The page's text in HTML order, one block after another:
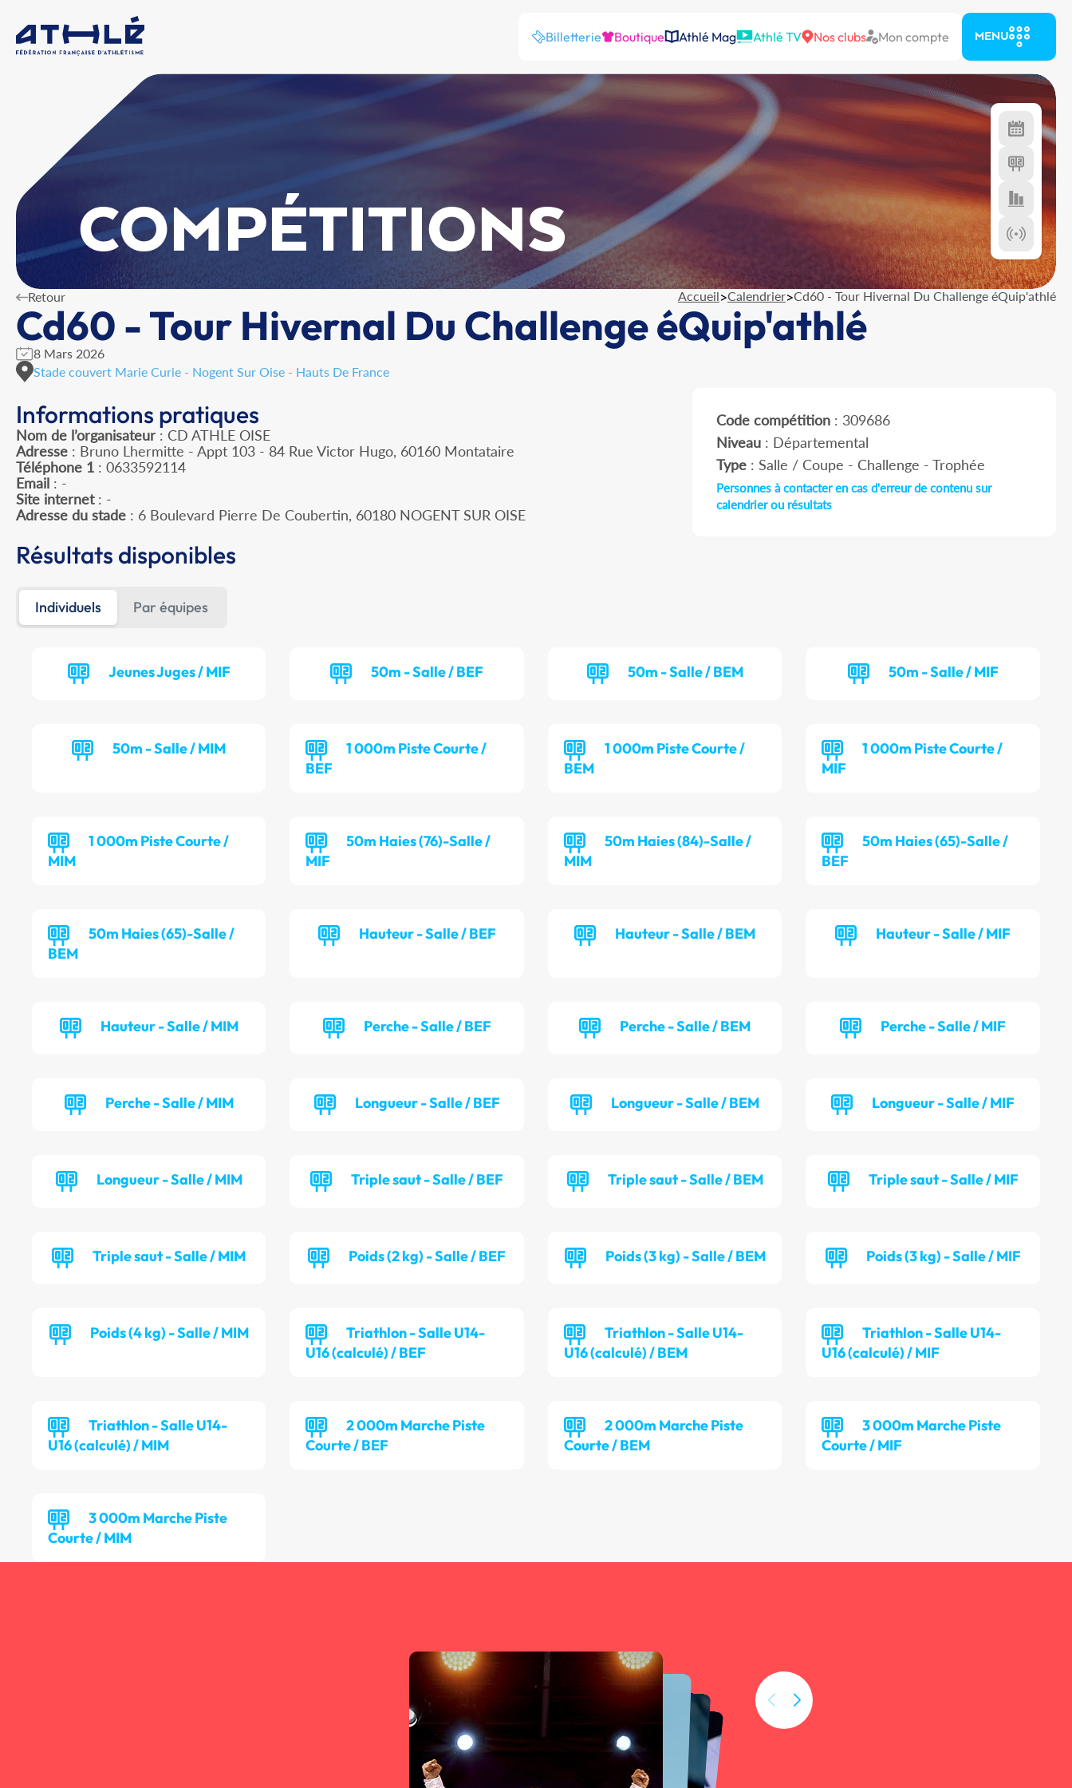
Billetterie Boutique Athlé Mag Athlé TV Nos clubs Mon compte MENU
COMPÉTITIONS
Retour Accueil>Calendrier>Cd60 - Tour Hivernal Du Challenge éQuip'athlé
Cd60 - Tour Hivernal Du Challenge éQuip'athlé
8 Mars 2026
Stade couvert Marie Curie - Nogent Sur Oise - Hauts De France
Informations pratiques
Nom de l’organisateur : CD ATHLE OISE
Adresse : Bruno Lhermitte - Appt 103 - 84 Rue Victor Hugo, 60160 Montataire
Téléphone 1 : 0633592114
Email : -
Site internet: -
Adresse du stade : 6 Boulevard Pierre De Coubertin, 60180 NOGENT SUR OISE
Code compétition: 309686
Niveau: Départemental
Type: Salle / Coupe - Challenge - Trophée
Personnes à contacter en cas d'erreur de contenu sur
calendrier ou résultats
Résultats disponibles
Individuels Par équipes
Jeunes Juges / MIF 50m - Salle / BEF 50m - Salle / BEM 50m - Salle / MIF
50m - Salle / MIM
1 000m Piste Courte /
BEF
1 000m Piste Courte /
BEM
1 000m Piste Courte /
MIF
1 000m Piste Courte /
MIM
50m Haies (76)-Salle /
MIF
50m Haies (84)-Salle /
MIM
50m Haies (65)-Salle /
BEF
50m Haies (65)-Salle /
BEM
Hauteur - Salle / BEF Hauteur - Salle / BEM Hauteur - Salle / MIF
Hauteur - Salle / MIM Perche - Salle / BEF Perche - Salle / BEM Perche - Salle / MIF
Perche - Salle / MIM Longueur - Salle / BEF Longueur - Salle / BEM Longueur - Salle / MIF
Longueur - Salle / MIM Triple saut - Salle / BEF Triple saut - Salle / BEM Triple saut - Salle / MIF
Triple saut - Salle / MIM Poids (2 kg) - Salle / BEF Poids (3 kg) - Salle / BEM Poids (3 kg) - Salle / MIF
Poids (4 kg) - Salle / MIM
Triathlon - Salle U14-
U16 (calculé) / BEF
Triathlon - Salle U14-
U16 (calculé) / BEM
Triathlon - Salle U14-
U16 (calculé) / MIF
Triathlon - Salle U14-
U16 (calculé) / MIM
2 000m Marche Piste
Courte / BEF
2 000m Marche Piste
Courte / BEM
3 000m Marche Piste
Courte / MIF
3 000m Marche Piste
Courte / MIM